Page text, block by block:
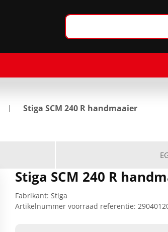
Stiga SCM 240 R handmaaier
Stiga SCM 240 R
Fabrikant: Stiga
Artikelnummer voorraad referentie: